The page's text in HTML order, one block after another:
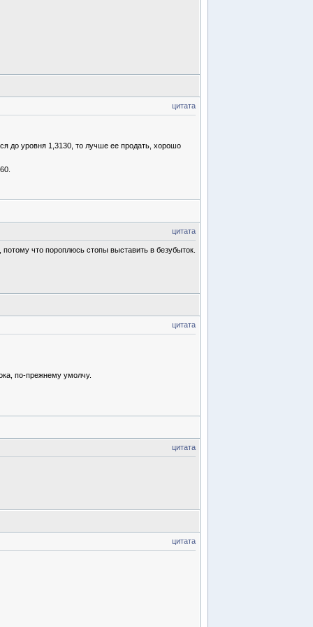
цитата
до уровня 1,3130, то лучше ее продать, хорошо
цитата
что пороплюсь стопы выставить в безубыток.
цитата
по-прежнему умолчу.
цитата
цитата